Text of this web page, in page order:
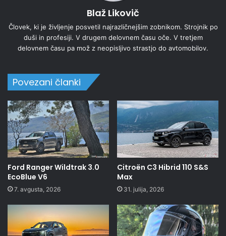
Blaž Likovič
Človek, ki je življenje posvetil najrazličnejšim zobnikom. Strojnik po
duši in profesiji. V drugem delovnem času oče. V tretjem
delovnem času pa mož z neopisljivo strastjo do avtomobilov.
Povezani članki
Ford Ranger Wildtrak 3.0
EcoBlue V6
7. avgusta, 2026
Citroën C3 Hibrid 110 S&S
Max
31. julija, 2026